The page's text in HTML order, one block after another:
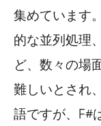
集めています
的な並列処理
ど、数々の場
難しいとされ
語ですが、F#